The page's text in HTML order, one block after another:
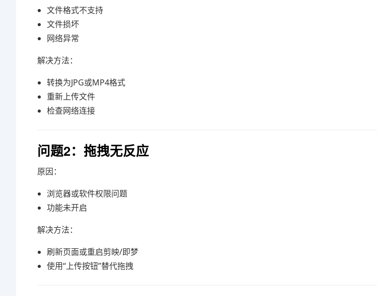
文件格式不支持
文件损坏
网络异常
解决方法：
转换为JPG或MP4格式
重新上传文件
检查网络连接
问题2：拖拽无反应
原因：
浏览器或软件权限问题
功能未开启
解决方法：
刷新页面或重启剪映/即梦
使用“上传按钮”替代拖拽